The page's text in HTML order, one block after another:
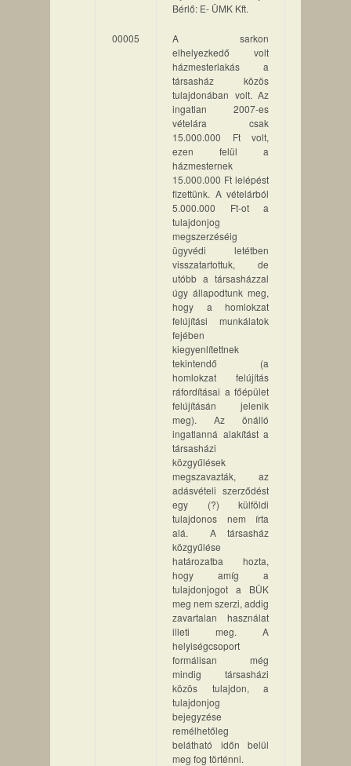
Bérlő: E- ÜMK Kft.
00005
A sarkon
elhelyezkedő volt
házmesterlakás a
társasház közös
tulajdonában volt. Az
ingatlan 2007-es
vételára csak
15.000.000 Ft volt,
ezen felül a
házmesternek
15.000.000 Ft lelépést
fizettünk. A vételárból
5.000.000 Ft-ot a
tulajdonjog
megszerzéséig
ügyvédi letétben
visszatartottuk, de
utóbb a társasházzal
úgy állapodtunk meg,
hogy a homlokzat
felújítási munkálatok
fejében
kiegyenlítettnek
tekintendő (a
homlokzat felújítás
ráfordításai a főépület
felújításán jelenik
meg). Az önálló
ingatlanná alakítást a
társasházi
közgyűlések
megszavazták, az
adásvételi szerződést
egy (?) külföldi
tulajdonos nem írta
alá. A társasház
közgyűlése
határozatba hozta,
hogy amíg a
tulajdonjogot a BÜK
meg nem szerzi, addig
zavartalan használat
illeti meg. A
helyiségcsoport
formálisan még
mindig társasházi
közös tulajdon, a
tulajdonjog
bejegyzése
remélhetőleg
belátható időn belül
meg fog történni.